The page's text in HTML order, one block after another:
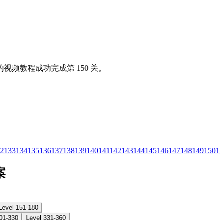
频教程成功完成第 150 关。
133134135136137138139140141142143144145146147148149150
151-180
330
Level 331-360